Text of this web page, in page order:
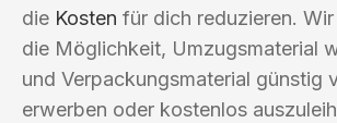
die Kosten für dich reduzieren.
die Möglichkeit, Umzugsmaterial
und Verpackungsmaterial günstig
erwerben oder kostenlos